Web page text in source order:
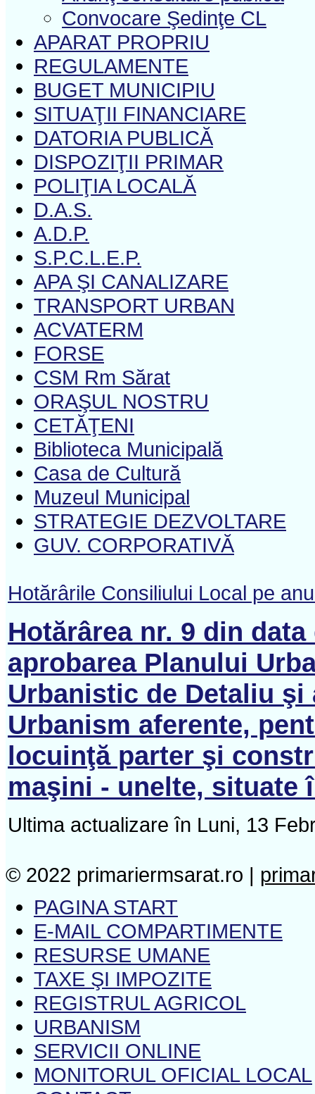
Convocare Şedinţe CL
APARAT PROPRIU
REGULAMENTE
BUGET MUNICIPIU
SITUAŢII FINANCIARE
DATORIA PUBLICĂ
DISPOZIŢII PRIMAR
POLIŢIA LOCALĂ
D.A.S.
A.D.P.
S.P.C.L.E.P.
APA ŞI CANALIZARE
TRANSPORT URBAN
ACVATERM
FORSE
CSM Rm Sărat
ORAŞUL NOSTRU
CETĂŢENI
Biblioteca Municipală
Casa de Cultură
Muzeul Municipal
STRATEGIE DEZVOLTARE
GUV. CORPORATIVĂ
Hotărârile Consiliului Local pe
Hotărârea nr. 9 din
aprobarea Planului
Urbanistic de Detaliu şi
Urbanism aferente,
locuinţă parter şi
maşini - unelte, situate
Ultima actualizare în Luni, 13
© 2022 primariermsarat.ro |
PAGINA START
E-MAIL COMPARTIMENTE
RESURSE UMANE
TAXE ŞI IMPOZITE
REGISTRUL AGRICOL
URBANISM
SERVICII ONLINE
MONITORUL OFICIAL LOCAL